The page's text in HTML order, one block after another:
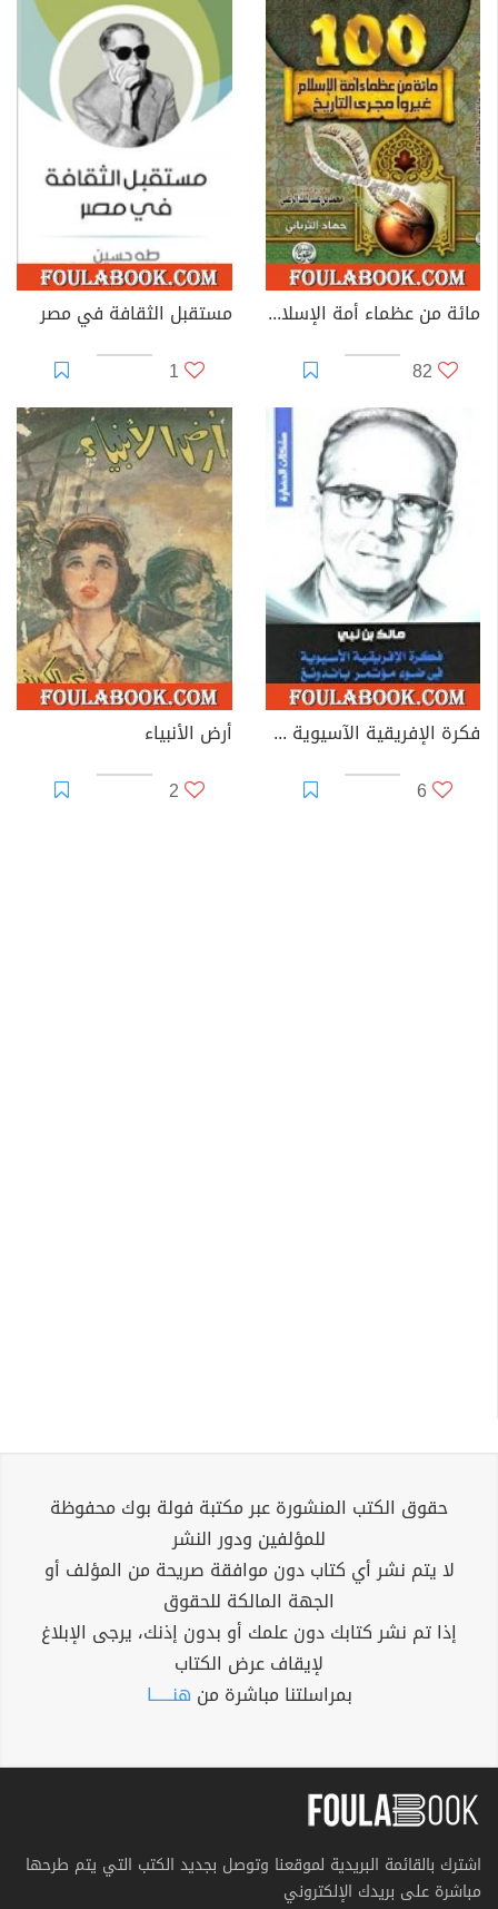
مائة من عظماء أمة الإسلام غيروا مجرى التاريخ
82
مستقبل الثقافة في مصر
1
فكرة الإفريقية الآسيوية في ضوء مؤتمر باندونغ
6
أرض الأنبياء
2
حقوق الكتب المنشورة عبر مكتبة فولة بوك محفوظة
للمؤلفين ودور النشر
لا يتم نشر أي كتاب دون موافقة صريحة من المؤلف أو
الجهة المالكة للحقوق
إذا تم نشر كتابك دون علمك أو بدون إذنك، يرجى الإبلاغ
لإيقاف عرض الكتاب
بمراسلتنا مباشرة من هنــــــا
اشترك بالقائمة البريدية لموقعنا وتوصل بجديد الكتب التي يتم طرحها
مباشرة على بريدك الإلكتروني